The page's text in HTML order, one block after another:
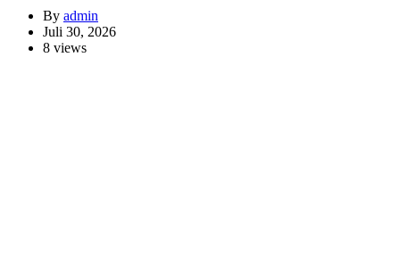
By admin
Juli 30, 2026
8 views